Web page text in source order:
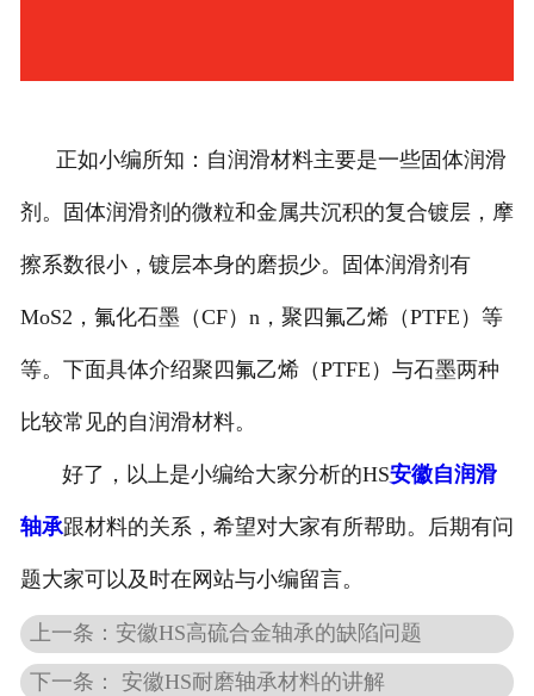
正如小编所知：自润滑材料主要是一些固体润滑
剂。固体润滑剂的微粒和金属共沉积的复合镀层，摩
擦系数很小，镀层本身的磨损少。固体润滑剂有
MoS2，氟化石墨（CF）n，聚四氟乙烯（PTFE）等
等。下面具体介绍聚四氟乙烯（PTFE）与石墨两种
比较常见的自润滑材料。
好了，以上是小编给大家分析的HS安徽自润滑
轴承跟材料的关系，希望对大家有所帮助。后期有问
题大家可以及时在网站与小编留言。
上一条：安徽HS高硫合金轴承的缺陷问题
下一条： 安徽HS耐磨轴承材料的讲解